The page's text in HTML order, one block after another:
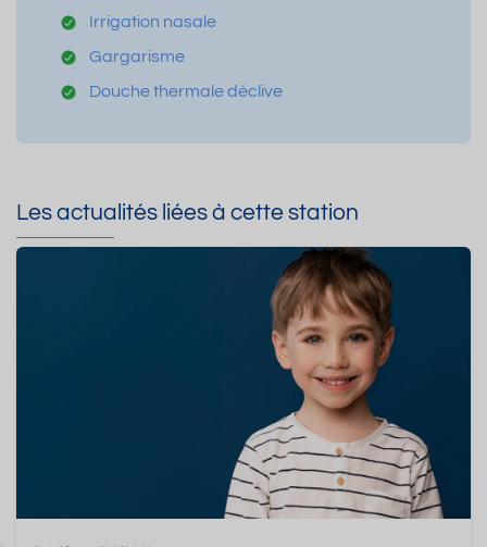
Irrigation nasale
Gargarisme
Douche thermale déclive
Les actualités liées à cette station